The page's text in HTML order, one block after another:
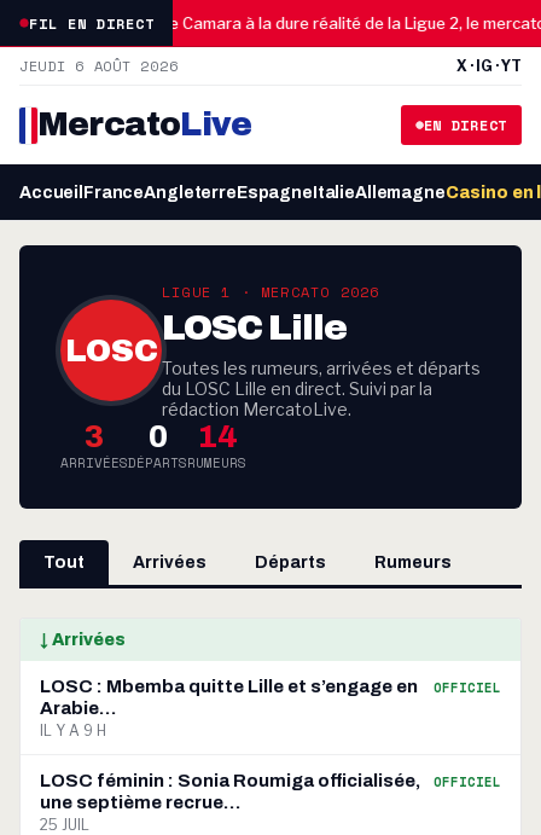
FIL EN DIRECT
FC Nantes : du rêve Camara à la dure réalité de la Ligue 2, le mercato
JEUDI 6 AOÛT 2026 X · IG · YT
MercatoLive EN DIRECT
Accueil FranceAngleterreEspagneItalieAllemagneCasino en
LOSC
LIGUE 1 · MERCATO 2026
LOSC Lille
Toutes les rumeurs, arrivées et départs
du LOSC Lille en direct. Suivi par la
rédaction MercatoLive.
3
ARRIVÉES
0
DÉPARTS
14
RUMEURS
Tout Arrivées Départs Rumeurs
↓ Arrivées
LOSC : Mbemba quitte Lille et s’engage en
Arabie…
OFFICIEL
IL Y A 9 H
LOSC féminin : Sonia Roumiga officialisée,
une septième recrue…
OFFICIEL
25 JUIL